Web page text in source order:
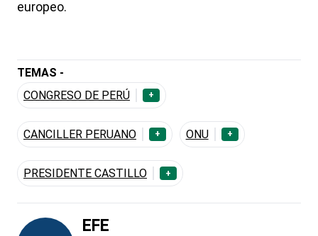
europeo.
TEMAS -
CONGRESO DE PERÚ
+
CANCILLER PERUANO + ONU +
PRESIDENTE CASTILLO +
EFE